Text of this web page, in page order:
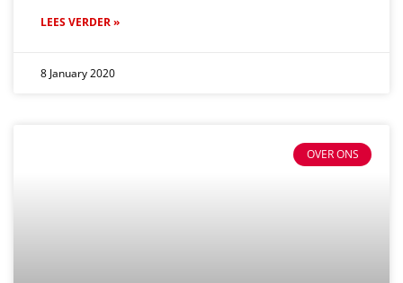
LEES VERDER »
8 January 2020
OVER ONS